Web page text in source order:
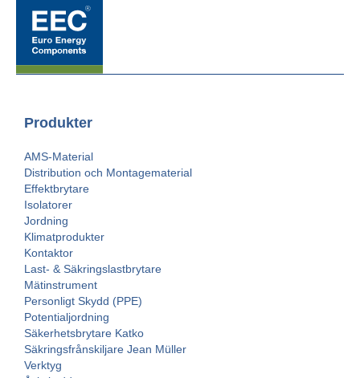
Produkter
AMS-Material
Distribution och Montagematerial
Effektbrytare
Isolatorer
Jordning
Klimatprodukter
Kontaktor
Last- & Säkringslastbrytare
Mätinstrument
Personligt Skydd (PPE)
Potentialjordning
Säkerhetsbrytare Katko
Säkringsfrånskiljare Jean Müller
Verktyg